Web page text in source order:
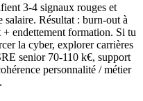
3-4 signaux rouges et
salaire. Résultat : burn-out à
endettement formation. Si tu
la cyber, explorer carrières
senior 70-110 k€, support
personnalité / métier